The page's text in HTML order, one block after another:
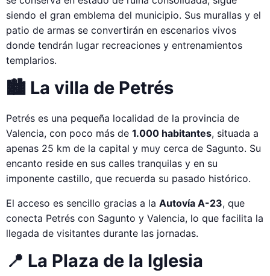
siendo el gran emblema del municipio. Sus murallas y el
patio de armas se convertirán en escenarios vivos
donde tendrán lugar recreaciones y entrenamientos
templarios.
🏙️ La villa de Petrés
Petrés es una pequeña localidad de la provincia de
Valencia, con poco más de 1.000 habitantes, situada a
apenas 25 km de la capital y muy cerca de Sagunto. Su
encanto reside en sus calles tranquilas y en su
imponente castillo, que recuerda su pasado histórico.
El acceso es sencillo gracias a la Autovía A-23, que
conecta Petrés con Sagunto y Valencia, lo que facilita la
llegada de visitantes durante las jornadas.
📍 La Plaza de la Iglesia